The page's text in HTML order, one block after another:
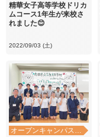
精華女子高等学校ドリカ
ムコース1年生が来校さ
れました😊
2022/09/03 (土)
オープンキャンパス・学校見学